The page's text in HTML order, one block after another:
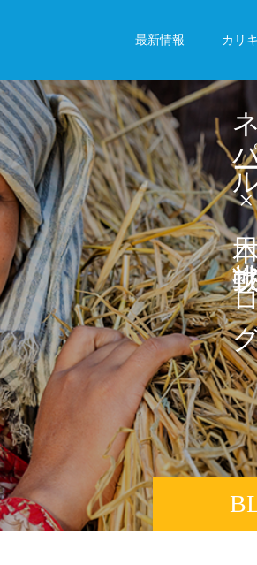
最新情報 カリ